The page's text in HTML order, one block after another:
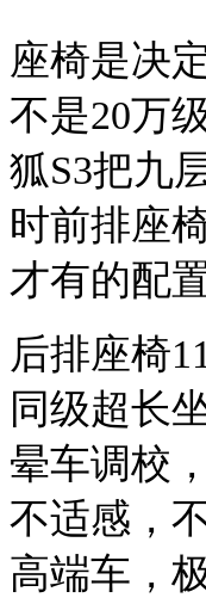
座椅是决
不是20万
狐S3把九
时前排座
才有的配
后排座椅
同级超长
晕车调校
不适感，
高端车，